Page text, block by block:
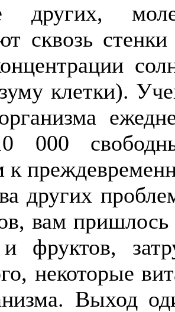
других,
сквозь
клетки).
000
к
других
вам пришлось
фруктов,
некоторые
Выход